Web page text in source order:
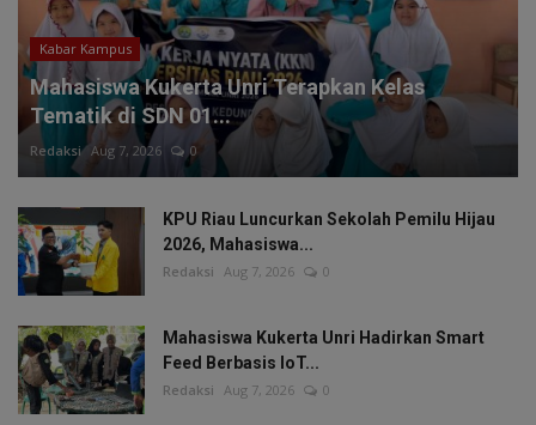
Kabar Kampus
Mahasiswa Kukerta Unri Terapkan Kelas
Tematik di SDN 01...
Redaksi Aug 7, 2026 0
KPU Riau Luncurkan Sekolah Pemilu Hijau
2026, Mahasiswa...
Redaksi Aug 7, 2026 0
Mahasiswa Kukerta Unri Hadirkan Smart
Feed Berbasis IoT...
Redaksi Aug 7, 2026 0